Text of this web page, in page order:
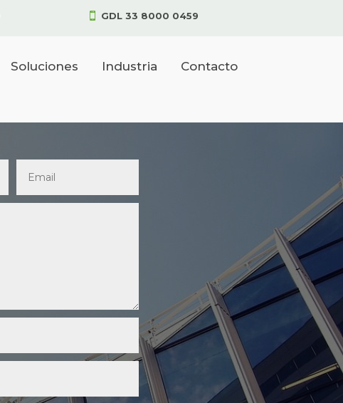
 GDL 33 8000 0459
Soluciones Industria Contacto